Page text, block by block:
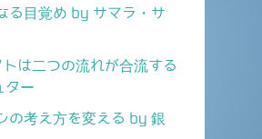
る目覚め by サマラ・サ
は二つの流れが合流する
ター
の考え方を変える by 銀